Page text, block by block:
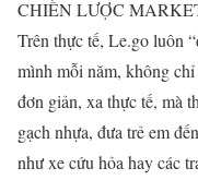
CHIẾN LƯỢC
Trên thực tế, Le.go luôn
mình mỗi năm, không
đơn giản, xa thực tế, mà
gạch nhựa, đưa trẻ em
như xe cứu hỏa hay các